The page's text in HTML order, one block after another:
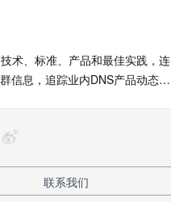
术、标准、产品和最佳实践，连
信息，追踪业内DNS产品动态，
联系我们